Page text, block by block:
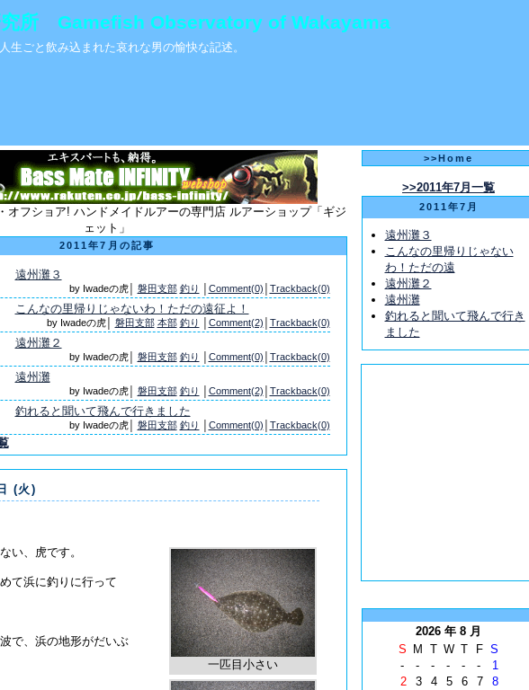
究所 Gamefish Observatory of Wakayama
生ごと飲み込まれた哀れな男の愉快な記述。
オフショア! ハンドメイドルアーの専門店 ルアーショップ「ギジ
ェット」
2011年7月の記事
遠州灘３
by Iwadeの虎│ 磐田支部 釣り Comment(0) Trackback(0)
こんなの里帰りじゃないわ！ただの遠征よ！
by Iwadeの虎│ 磐田支部 本部 釣り Comment(2) Trackback(0)
遠州灘２
by Iwadeの虎│ 磐田支部 釣り Comment(0) Trackback(0)
遠州灘
by Iwadeの虎│ 磐田支部 釣り Comment(2) Trackback(0)
釣れると聞いて飛んで行きました
by Iwadeの虎│ 磐田支部 釣り Comment(0) Trackback(0)
(火)
一匹目小さい
い、虎です。
て浜に釣りに行って
で、浜の地形がだいぶ
>>Home
>>2011年7月一覧
2011年7月
遠州灘３
こんなの里帰りじゃない
わ！ただの遠
遠州灘２
遠州灘
釣れると聞いて飛んで行き
ました
2026 年 8 月
S
M T W T F S
-
- - - - -
1
2
3 4 5 6 7
8